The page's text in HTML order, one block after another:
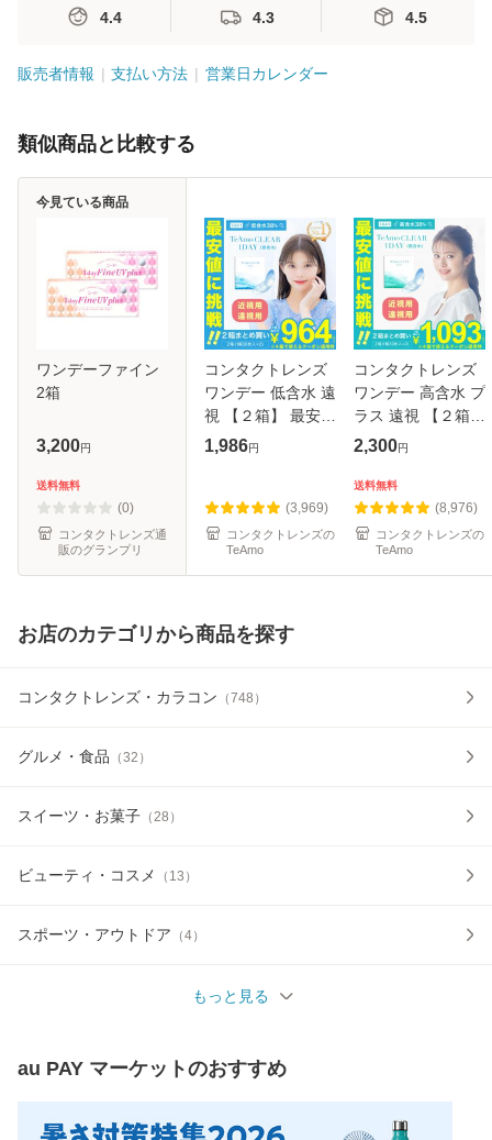
4.4 4.3 4.5
販売者情報 支払い方法 営業日カレンダー
類似商品と比較する
ワンデーファイン
2箱
3,200円
送料無料
(0)
コンタクトレンズ通
販のグランプリ
今見ている商品
コンタクトレンズ
ワンデー 低含水 遠
視 【２箱】 最安値
に挑戦！ 1箱あた
モイスト ティアモ
TeAmo 1D
1,986円
(3,969)
コンタクトレンズの
TeAmo
コンタクトレンズ
ワンデー 高含水 プ
ラス 遠視 【２箱】
最安値に挑戦！ 1
箱まとめ買い(1箱
30枚) ティアモ
TeAmo 1DAY
2,300円
送料無料
(8,976)
コンタクトレンズの
TeAmo
お店のカテゴリから商品を探す
コンタクトレンズ・カラコン （748 ）
グルメ・食品 （32 ）
スイーツ・お菓子 （28 ）
ビューティ・コスメ （ 13 ）
スポーツ・アウトドア （4）
もっと見る
au PAY マーケットのおすすめ